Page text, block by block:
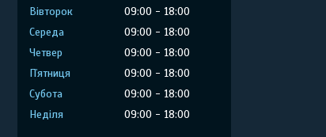
Вівторок
09:00
18:00
Середа
09:00
18:00
Четвер
09:00
18:00
Пʼятниця
09:00
18:00
Субота
09:00
18:00
Неділя
09:00 18:00